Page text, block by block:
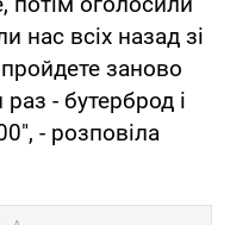
нас всіх назад зі
заново
- бутерброд і
- розповіла